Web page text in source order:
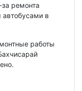
ремонта
автобусами в
работы